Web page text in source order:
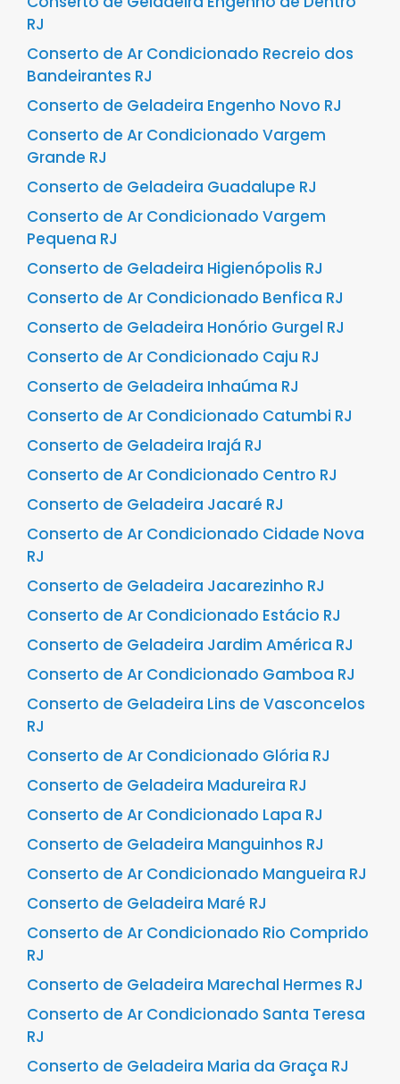
RJ
Conserto de Ar Condicionado Recreio dos
Bandeirantes RJ
Conserto de Geladeira Engenho Novo RJ
Conserto de Ar Condicionado Vargem
Grande RJ
Conserto de Geladeira Guadalupe RJ
Conserto de Ar Condicionado Vargem
Pequena RJ
Conserto de Geladeira Higienópolis RJ
Conserto de Ar Condicionado Benfica RJ
Conserto de Geladeira Honório Gurgel RJ
Conserto de Ar Condicionado Caju RJ
Conserto de Geladeira Inhaúma RJ
Conserto de Ar Condicionado Catumbi RJ
Conserto de Geladeira Irajá RJ
Conserto de Ar Condicionado Centro RJ
Conserto de Geladeira Jacaré RJ
Conserto de Ar Condicionado Cidade Nova
RJ
Conserto de Geladeira Jacarezinho RJ
Conserto de Ar Condicionado Estácio RJ
Conserto de Geladeira Jardim América RJ
Conserto de Ar Condicionado Gamboa RJ
Conserto de Geladeira Lins de Vasconcelos
RJ
Conserto de Ar Condicionado Glória RJ
Conserto de Geladeira Madureira RJ
Conserto de Ar Condicionado Lapa RJ
Conserto de Geladeira Manguinhos RJ
Conserto de Ar Condicionado Mangueira RJ
Conserto de Geladeira Maré RJ
Conserto de Ar Condicionado Rio Comprido
RJ
Conserto de Geladeira Marechal Hermes RJ
Conserto de Ar Condicionado Santa Teresa
RJ
Conserto de Geladeira Maria da Graça RJ